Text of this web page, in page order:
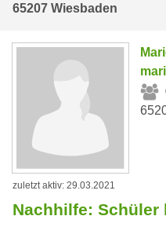
65207 Wiesbaden
zuletzt aktiv: 29.03.2021
Nachhilfe: Schüler